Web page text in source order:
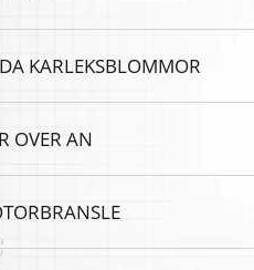
KARLEKSBLOMMOR
OVER AN